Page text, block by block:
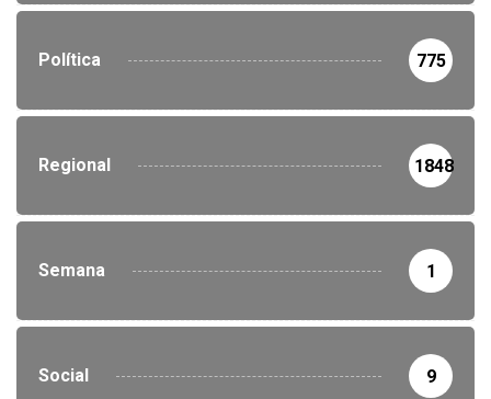
Política 775
Regional 1848
Semana 1
Social 9